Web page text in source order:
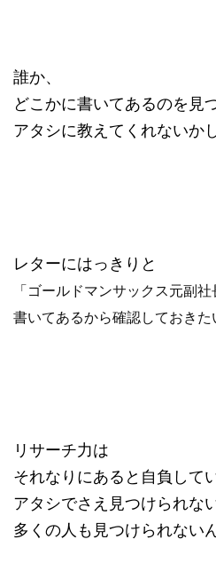
誰か、
どこかに書いてあるのを見
アタシに教えてくれないか
レターにはっきりと
「ゴールドマンサックス元副
書いてあるから確認しておきた
リサーチ力は
それなりにあると自負して
アタシでさえ見つけられな
多くの人も見つけられない